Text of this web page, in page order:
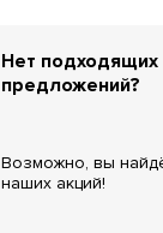
Нет подходящих
предложений?
Возможно, вы
наших акций!